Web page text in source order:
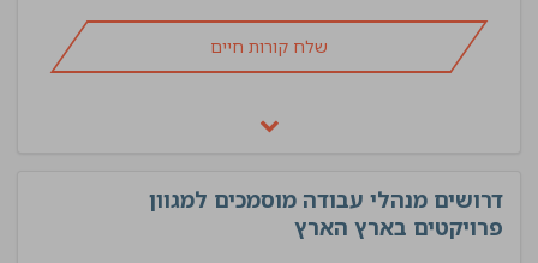
שלח קורות חיים
דרושים מנהלי עבודה מוסמכים למגוון
פרויקטים בארץ הארץ